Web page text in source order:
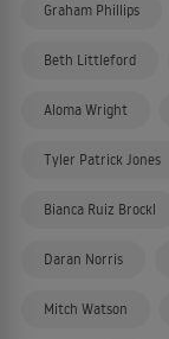
Graham Phillips
Beth Littleford
Aloma Wright
Tyler Patrick Jones
Bianca Ruiz Brockl
Daran Norris
Mitch Watson